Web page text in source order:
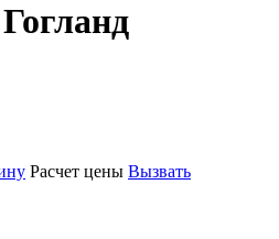
Расчет цены Вызвать